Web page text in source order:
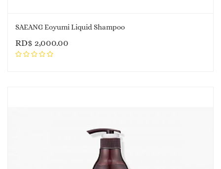
SAEANG Eoyumi Liquid Shampoo
RD$ 2,000.00